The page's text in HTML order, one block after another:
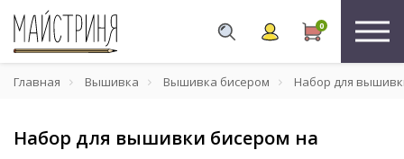
0
Главная Вышивка Вышивка бисером Набор для
Набор для вышивки бисером на